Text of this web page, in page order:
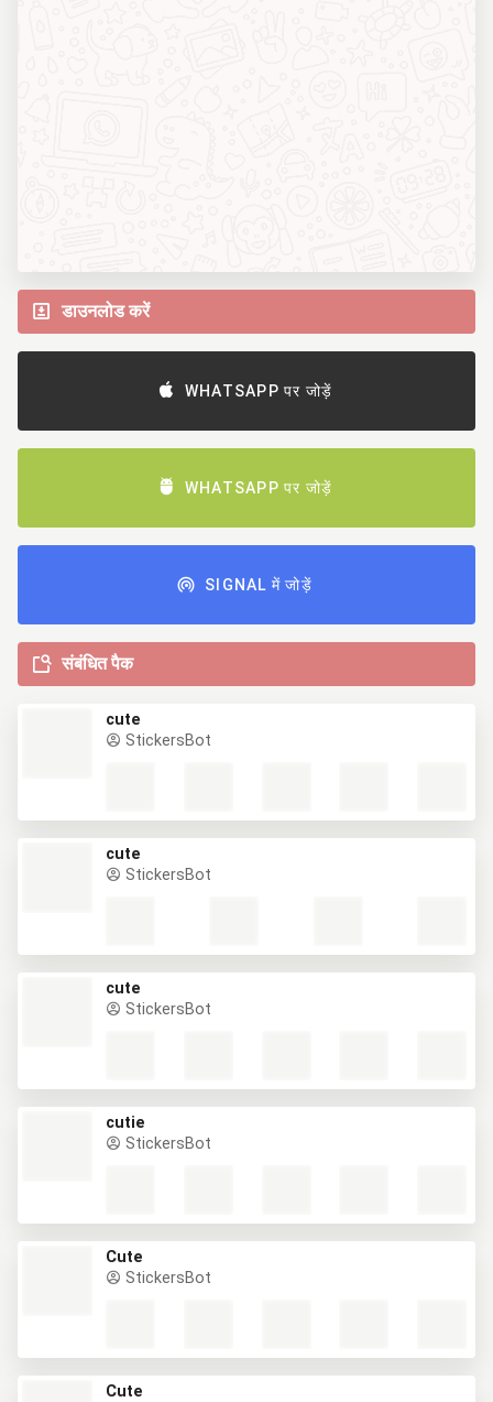
डाउनलोड करें
WHATSAPP पर जोड़ें
WHATSAPP पर जोड़ें
SIGNAL में जोड़ें
संबंधित पैक
cute
StickersBot
cute
StickersBot
cute
StickersBot
cutie
StickersBot
Cute
StickersBot
Cute